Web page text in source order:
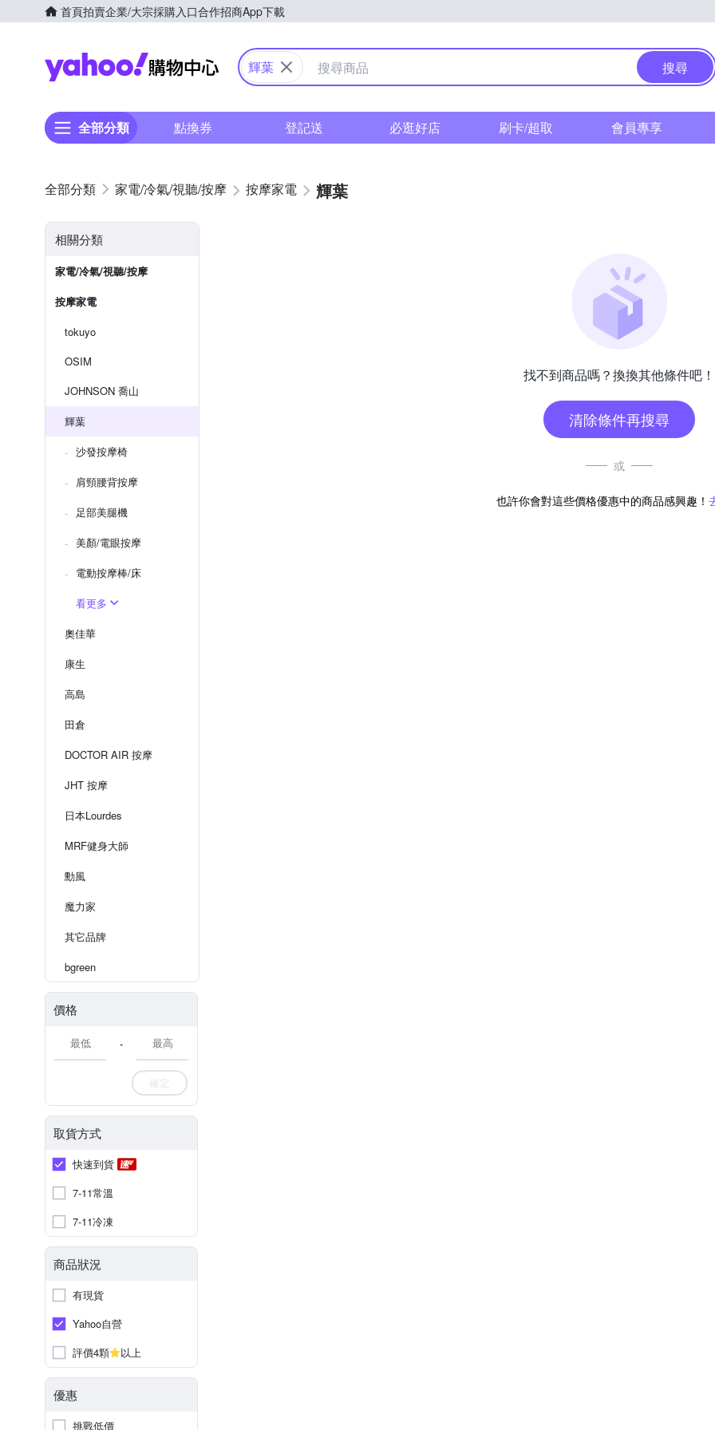
首頁拍賣企業/大宗採購入口合作招商App下載
Yahoo購物中心
輝葉 搜尋
全部分類 點換券 登記送 必逛好店 刷卡/超取 會員專享
家電/冷氣/視聽/按摩 按摩家電 輝葉
相關分類
家電/冷氣/視聽/按摩
按摩家電
tokuyo
OSIM
JOHNSON 喬山
輝葉
沙發按摩椅
肩頸腰背按摩
足部美腿機
美顏/電眼按摩
電動按摩棒/床
看更多
奧佳華
康生
高島
田倉
DOCTOR AIR 按摩
JHT 按摩
日本Lourdes
MRF健身大師
勳風
魔力家
其它品牌
bgreen
價格
-
確定
取貨方式
快速到貨
7-11常溫
7-11冷凍
商品狀況
有現貨
Yahoo自營
評價4顆
以上
優惠
挑戰低價
找不到商品嗎？換換其他條件吧！
清除條件再搜尋
或
也許你會對這些價格優惠中的商品感興趣！